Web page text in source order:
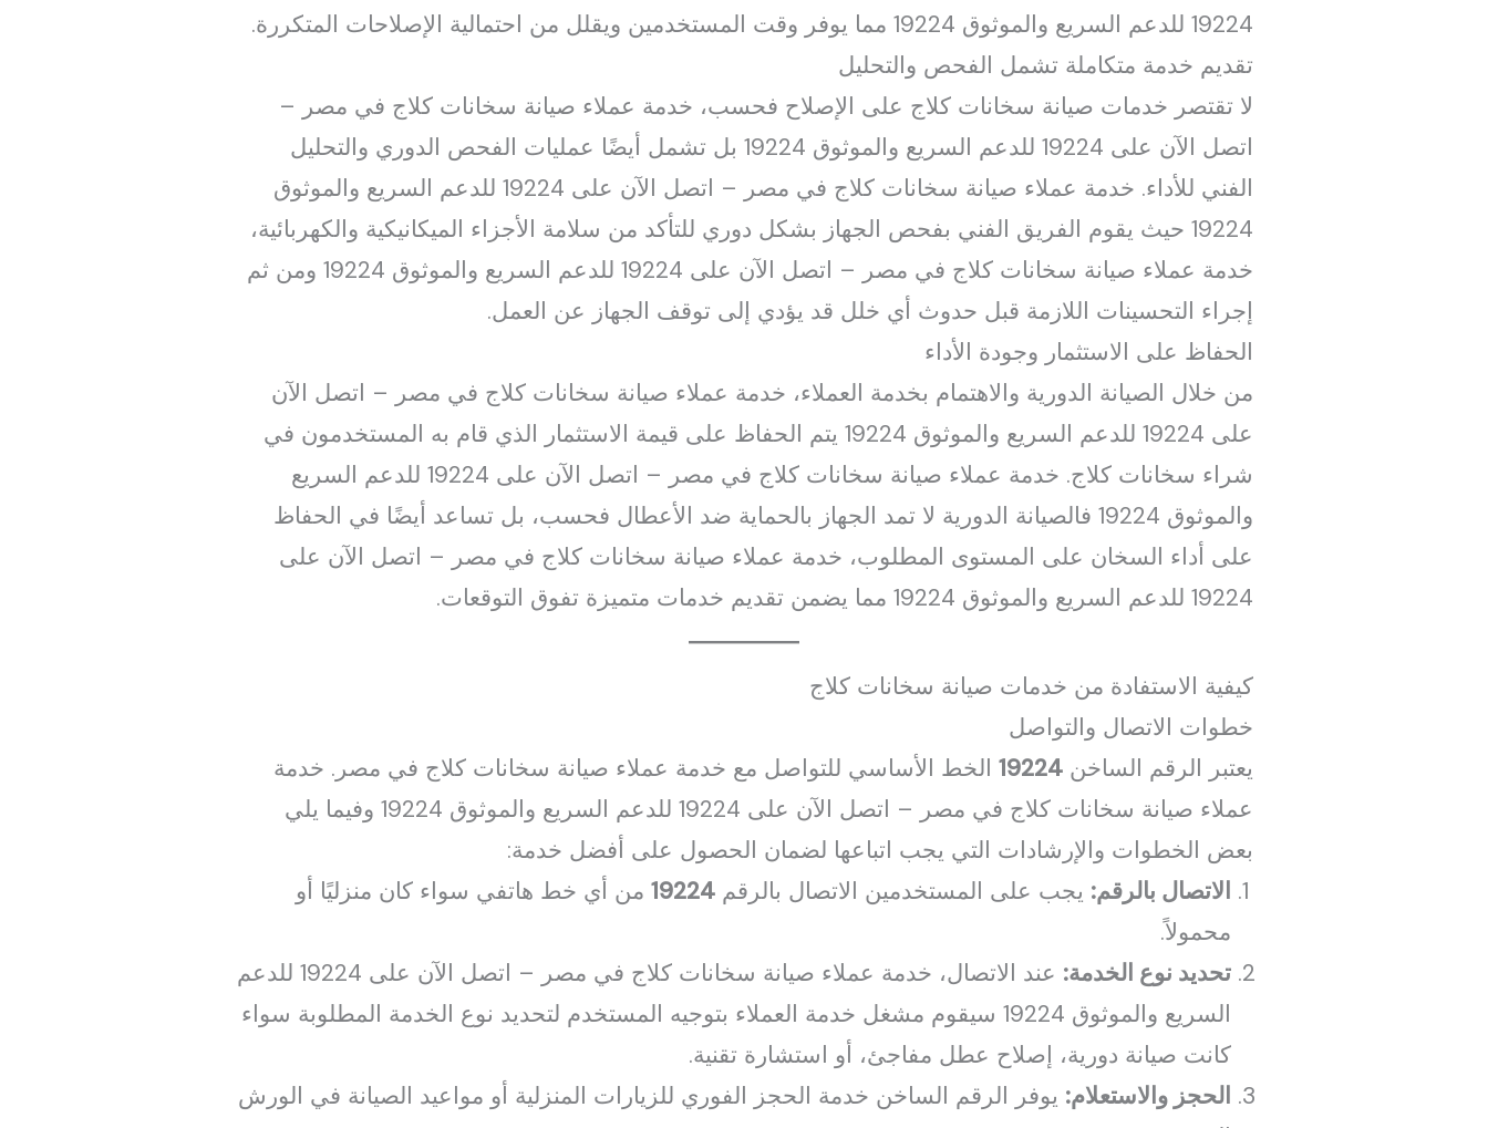
19224 للدعم السريع والموثوق 19224 مما يوفر وقت المستخدمين ويقلل من احتمالية الإصلاحات المتكررة.
تقديم خدمة متكاملة تشمل الفحص والتحليل
لا تقتصر خدمات صيانة سخانات كلاج على الإصلاح فحسب، خدمة عملاء صيانة سخانات كلاج في مصر –
اتصل الآن على 19224 للدعم السريع والموثوق 19224 بل تشمل أيضًا عمليات الفحص الدوري والتحليل
الفني للأداء. خدمة عملاء صيانة سخانات كلاج في مصر – اتصل الآن على 19224 للدعم السريع والموثوق
19224 حيث يقوم الفريق الفني بفحص الجهاز بشكل دوري للتأكد من سلامة الأجزاء الميكانيكية والكهربائية،
خدمة عملاء صيانة سخانات كلاج في مصر – اتصل الآن على 19224 للدعم السريع والموثوق 19224 ومن ثم
إجراء التحسينات اللازمة قبل حدوث أي خلل قد يؤدي إلى توقف الجهاز عن العمل.
الحفاظ على الاستثمار وجودة الأداء
من خلال الصيانة الدورية والاهتمام بخدمة العملاء، خدمة عملاء صيانة سخانات كلاج في مصر – اتصل الآن
على 19224 للدعم السريع والموثوق 19224 يتم الحفاظ على قيمة الاستثمار الذي قام به المستخدمون في
شراء سخانات كلاج. خدمة عملاء صيانة سخانات كلاج في مصر – اتصل الآن على 19224 للدعم السريع
والموثوق 19224 فالصيانة الدورية لا تمد الجهاز بالحماية ضد الأعطال فحسب، بل تساعد أيضًا في الحفاظ
على أداء السخان على المستوى المطلوب، خدمة عملاء صيانة سخانات كلاج في مصر – اتصل الآن على
19224 للدعم السريع والموثوق 19224 مما يضمن تقديم خدمات متميزة تفوق التوقعات.
كيفية الاستفادة من خدمات صيانة سخانات كلاج
خطوات الاتصال والتواصل
يعتبر الرقم الساخن19224 الخط الأساسي للتواصل مع خدمة عملاء صيانة سخانات كلاج في مصر. خدمة
عملاء صيانة سخانات كلاج في مصر – اتصل الآن على 19224 للدعم السريع والموثوق 19224 وفيما يلي
بعض الخطوات والإرشادات التي يجب اتباعها لضمان الحصول على أفضل خدمة:
الاتصال بالرقم: يجب على المستخدمين الاتصال بالرقم19224 من أي خط هاتفي سواء كان منزليًا أو
محمولاً.
تحديد نوع الخدمة:
عند الاتصال، خدمة عملاء صيانة سخانات كلاج في مصر – اتصل الآن على 19224 للدعم
السريع والموثوق 19224 سيقوم مشغل خدمة العملاء بتوجيه المستخدم لتحديد نوع الخدمة المطلوبة سواء
كانت صيانة دورية، إصلاح عطل مفاجئ، أو استشارة تقنية.
الحجز والاستعلام: يوفر الرقم الساخن خدمة الحجز الفوري للزيارات المنزلية أو مواعيد الصيانة في الورش